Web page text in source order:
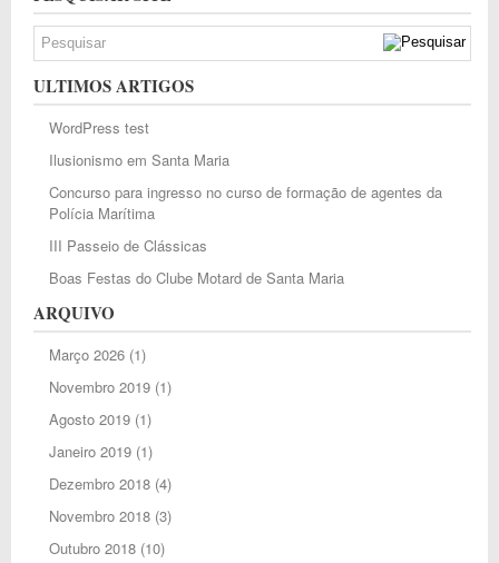
ULTIMOS ARTIGOS
WordPress test
Ilusionismo em Santa Maria
Concurso para ingresso no curso de formação de agentes da
Polícia Marítima
III Passeio de Clássicas
Boas Festas do Clube Motard de Santa Maria
ARQUIVO
Março 2026(1)
Novembro 2019(1)
Agosto 2019(1)
Janeiro 2019(1)
Dezembro 2018(4)
Novembro 2018(3)
Outubro 2018(10)